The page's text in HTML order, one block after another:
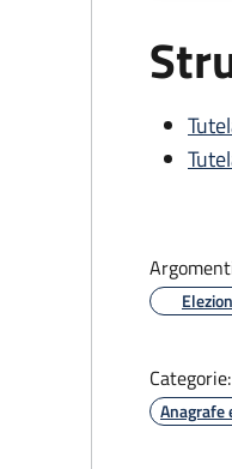
Categorie:
Anagrafe